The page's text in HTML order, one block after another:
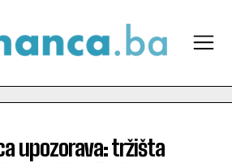
upozorava: tržišta